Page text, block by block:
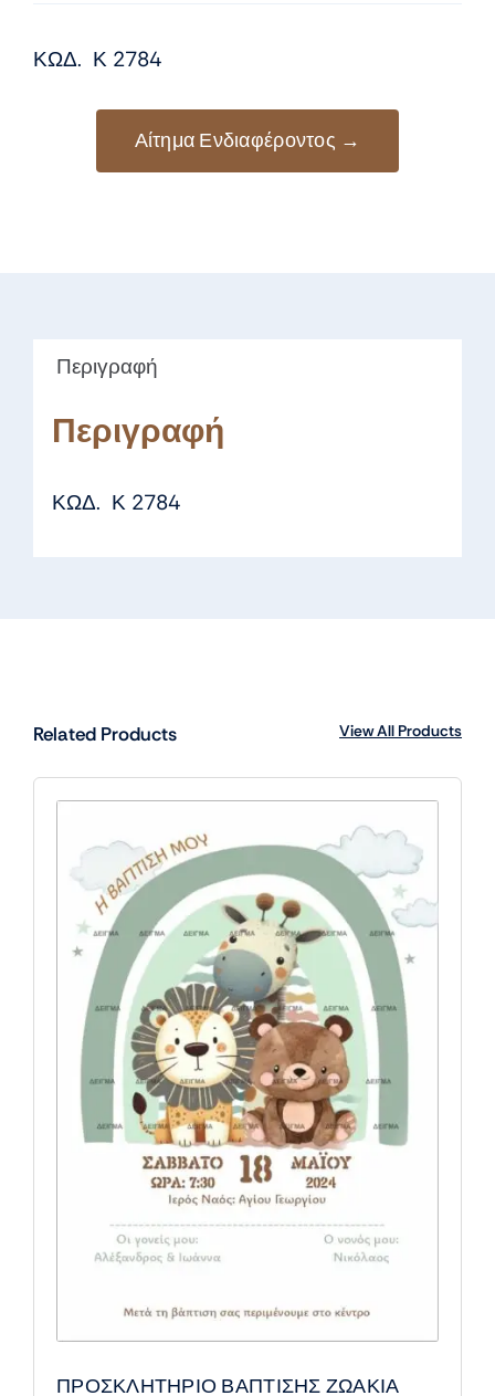
ΚΩΔ. Κ 2784
Αίτημα Ενδιαφέροντος →
Περιγραφή
Περιγραφή
ΚΩΔ. Κ 2784
Related Products View All Products
ΠΡΟΣΚΛΗΤΗΡΙΟ ΒΑΠΤΙΣΗΣ ΖΩΑΚΙΑ